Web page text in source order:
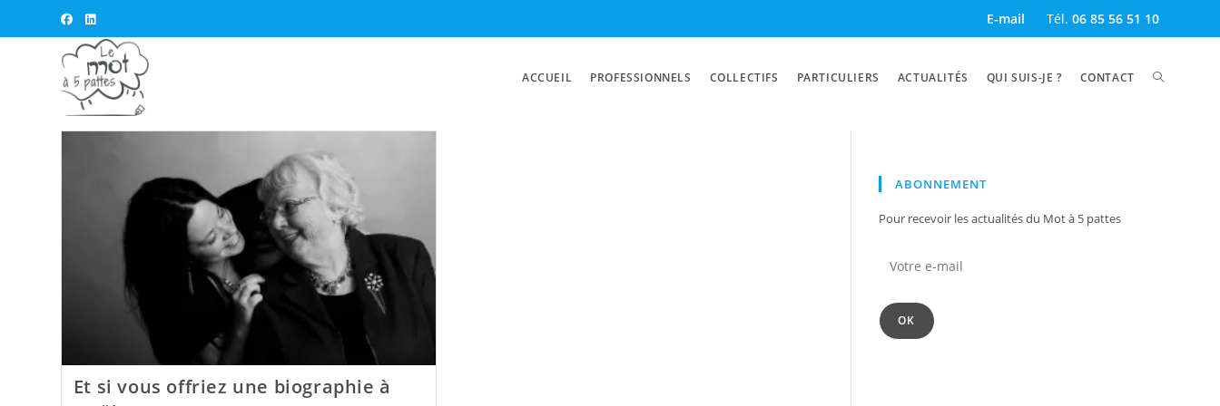
to
E-mail Tél. 06 85 56 51 10
ACCUEIL PROFESSIONNELS COLLECTIFS PARTICULIERS ACTUALITÉS QUI SUIS-JE ? CONTACT TOGGLE
Et si vous offriez une biographie à
ABONNEMENT
Pour recevoir les actualités du Mot à 5 pattes
Votre
mail
OK